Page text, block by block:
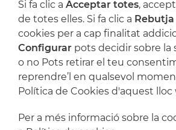
Suport
Si fa clic a Acceptar totes,
de totes elles. Si fa clic a Rebutja
cookies per a cap finalitat
Configurar pots decidir sobre la
o no Pots retirar el teu
reprendre’l en qualsevol
Política de Cookies d'aquest lloc
Per a més informació sobre la